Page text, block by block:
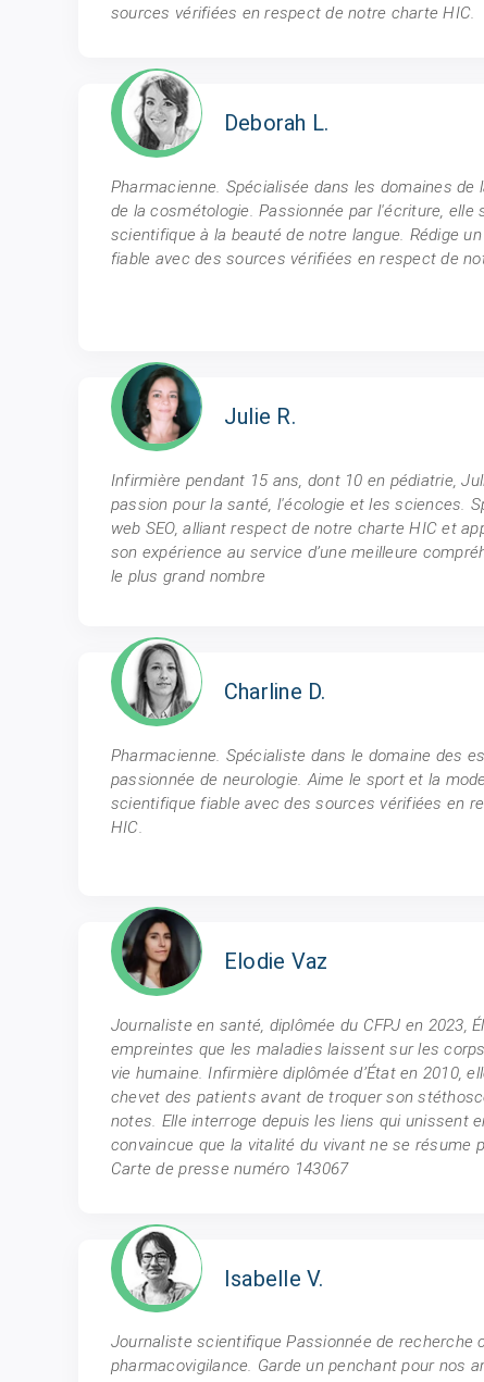
sources vérifiées en respect de notre charte HIC.
Deborah L.
Pharmacienne. Spécialisée dans les domaines de
de la cosmétologie. Passionnée par l'écriture, elle
scientifique à la beauté de notre langue. Rédige
fiable avec des sources vérifiées en respect de
Julie R.
Infirmière pendant 15 ans, dont 10 en pédiatrie,
passion pour la santé, l'écologie et les sciences.
web SEO, alliant respect de notre charte HIC et
son expérience au service d’une meilleure
le plus grand nombre
Charline D.
Pharmacienne. Spécialiste dans le domaine des
passionnée de neurologie. Aime le sport et la
scientifique fiable avec des sources vérifiées en
HIC.
Elodie Vaz
Journaliste en santé, diplômée du CFPJ en 2023,
empreintes que les maladies laissent sur les
vie humaine. Infirmière diplômée d’État en 2010,
chevet des patients avant de troquer son
notes. Elle interroge depuis les liens qui unissent
convaincue que la vitalité du vivant ne se résume
Carte de presse numéro 143067
Isabelle V.
Journaliste scientifique Passionnée de recherche
pharmacovigilance. Garde un penchant pour nos